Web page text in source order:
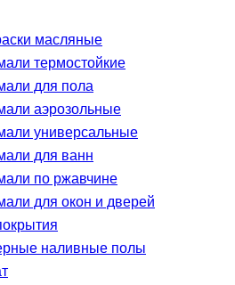
масляные
термостойкие
для пола
аэрозольные
универсальные
для ванн
по ржавчине
для окон и дверей
наливные полы